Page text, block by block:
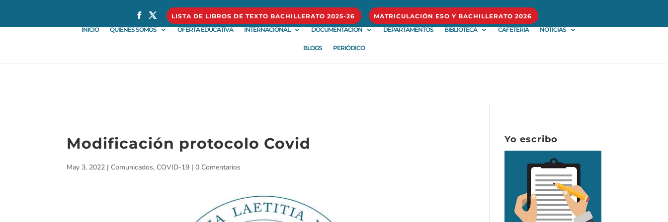
LISTA DE LIBROS DE TEXTO BACHILLERATO 2025-26
MATRICULACIÓN ESO Y BACHILLERATO 2026
INICIO
QUIÉNES SOMOS OFERTA EDUCATIVA INTERNACIONAL DOCUMENTACIÓN DEPARTAMENTOS BIBLIOTECA CAFETERÍA NOTICIAS
BLOGS PERIÓDICO
Modificación protocolo Covid
May 3, 2022 | Comunicados, COVID-19 |0 Comentarios
Yo escribo